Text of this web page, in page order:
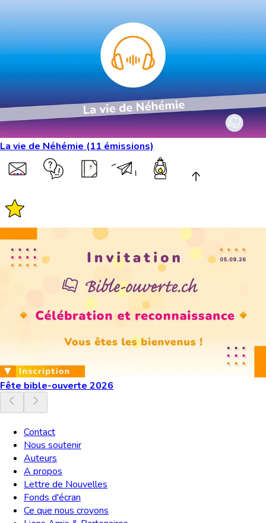
La vie de Néhémie (11 émissions)
Fête bible-ouverte 2026
Contact
Nous soutenir
Auteurs
A propos
Lettre de Nouvelles
Fonds d'écran
Ce que nous croyons